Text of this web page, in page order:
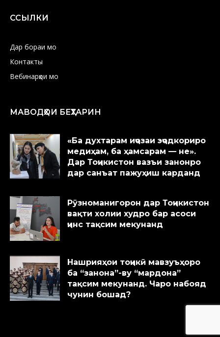
ССЫЛКИ
Дар бораи мо
Контакты
Вебинарҳои мо
МАВОДҲОИ БЕҲТАРИН
«Ба духтарам иҷозаи эҷодкориро
медиҳам, ба ҳамсарам — не».
Дар Тоҷикистон вазъи занонро
дар санъат пажуҳиш карданд
Рӯзноманигорон дар Тоҷикистон
вақти холии худро бар асоси
ҷинс тақсим мекунанд
Нашрияҳои тоҷикӣ мавзуъҳоро
ба “занона”-ву “мардона”
тақсим мекунанд. Чаро набояд
чунин бошад?